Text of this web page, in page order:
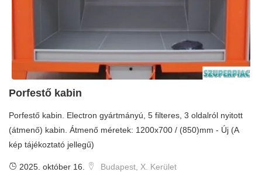
Porfestő kabin
Porfestő kabin. Electron gyártmányú, 5 filteres, 3 oldalról nyitott
(átmenő) kabin. Átmenő méretek: 1200x700 / (850)mm - Új (A
kép tájékoztató jellegű)
2025. október 16.
Budapest, X. Kerület